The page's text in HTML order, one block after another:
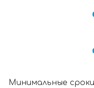
Минимальные